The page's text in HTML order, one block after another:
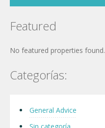
Featured
No featured properties found.
Categorías:
General Advice